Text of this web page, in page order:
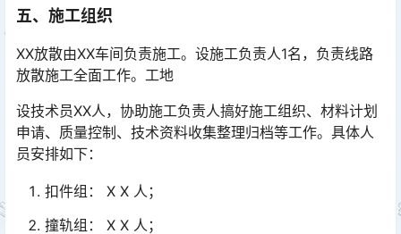
五、施工组织
XX放散由XX车间负责施工。设施工负责人1名，负责线路
放散施工全面工作。工地
设技术员XX人，协助施工负责人搞好施工组织、材料计划
申请、质量控制、技术资料收集整理归档等工作。具体人
员安排如下：
扣件组： X X 人；
撞轨组： X X 人；